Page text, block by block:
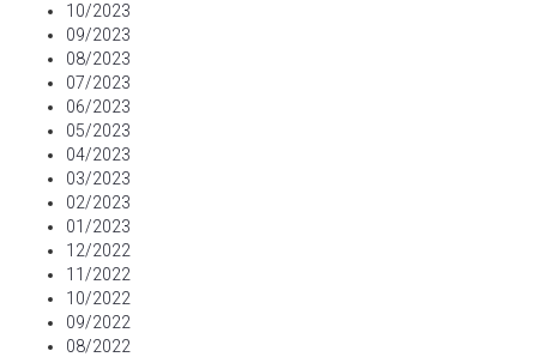
10/2023
09/2023
08/2023
07/2023
06/2023
05/2023
04/2023
03/2023
02/2023
01/2023
12/2022
11/2022
10/2022
09/2022
08/2022